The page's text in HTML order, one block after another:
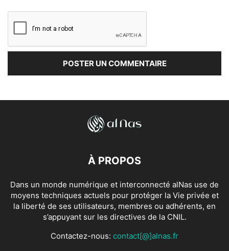
À PROPOS
Dans un monde numérique et interconnecté alNas use de
moyens techniques actuels pour protéger la Vie privée et
la liberté de ses utilisateurs, membres ou adhérents, en
s’appuyant sur les directives de la CNIL.
Contactez-nous: contact[@]alnas.fr